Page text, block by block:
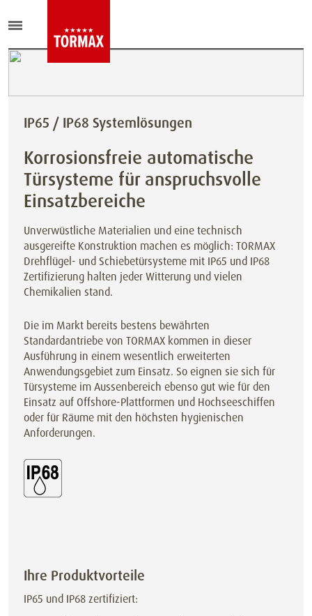
IP65 / IP68 Systemlösungen
Korrosionsfreie automatische
Türsysteme für anspruchsvolle
Einsatzbereiche
Unverwüstliche Materialien und eine technisch
ausgereifte Konstruktion machen es möglich: TORMAX
Drehflügel- und Schiebetürsysteme mit IP65 und IP68
Zertifizierung halten jeder Witterung und vielen
Chemikalien stand.
Die im Markt bereits bestens bewährten
Standardantriebe von TORMAX kommen in dieser
Ausführung in einem wesentlich erweiterten
Anwendungsgebiet zum Einsatz. So eignen sie sich für
Türsysteme im Aussenbereich ebenso gut wie für den
Einsatz auf Offshore-Plattformen und Hochseeschiffen
oder für Räume mit den höchsten hygienischen
Anforderungen.
Ihre Produktvorteile
IP65 und IP68 zertifiziert: